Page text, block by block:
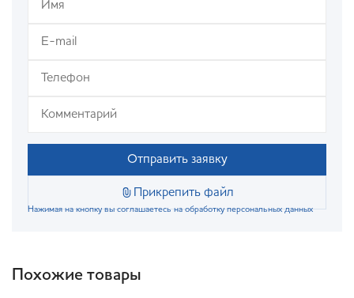
Отправить заявку
Прикрепить файл
Нажимая на кнопку вы соглашаетесь на обработку персональных данных
Похожие товары